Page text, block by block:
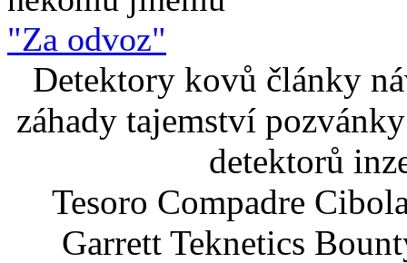
"Za odvoz"
Detektory kovů články
záhady tajemství
detektorů
Tesoro Compadre
Garrett Teknetics